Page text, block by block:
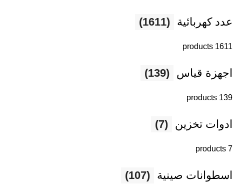
عدد كهربائية (1611)
1611 products
اجهزة قياس (139)
139 products
ادوات تخزين (7)
7 products
اسطوانات صينية (107)